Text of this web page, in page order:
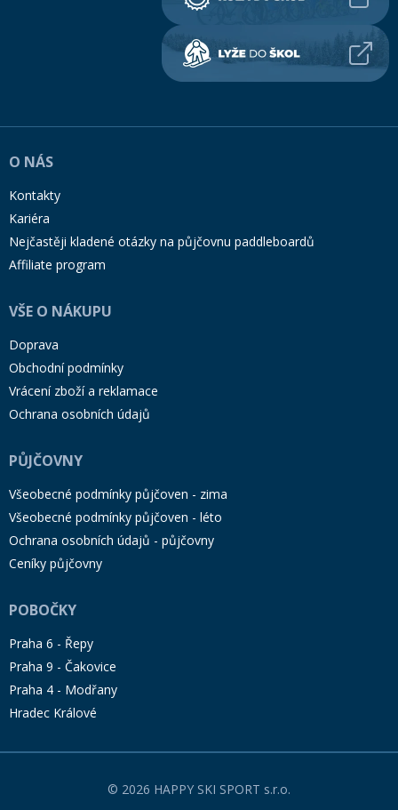
O NÁS
Kontakty
Kariéra
Nejčastěji kladené otázky na půjčovnu paddleboardů
Affiliate program
VŠE O NÁKUPU
Doprava
Obchodní podmínky
Vrácení zboží a reklamace
Ochrana osobních údajů
PŮJČOVNY
Všeobecné podmínky půjčoven - zima
Všeobecné podmínky půjčoven - léto
Ochrana osobních údajů - půjčovny
Ceníky půjčovny
POBOČKY
Praha 6 - Řepy
Praha 9 - Čakovice
Praha 4 - Modřany
Hradec Králové
© 2026 HAPPY SKI SPORT s.r.o.